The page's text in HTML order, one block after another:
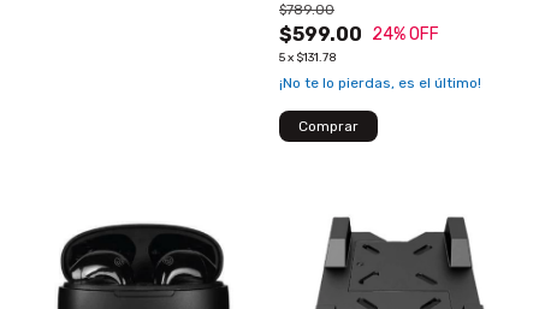
$599.00
$789.00
24% OFF
5x $131.78
¡No te lo pierdas, es el último!